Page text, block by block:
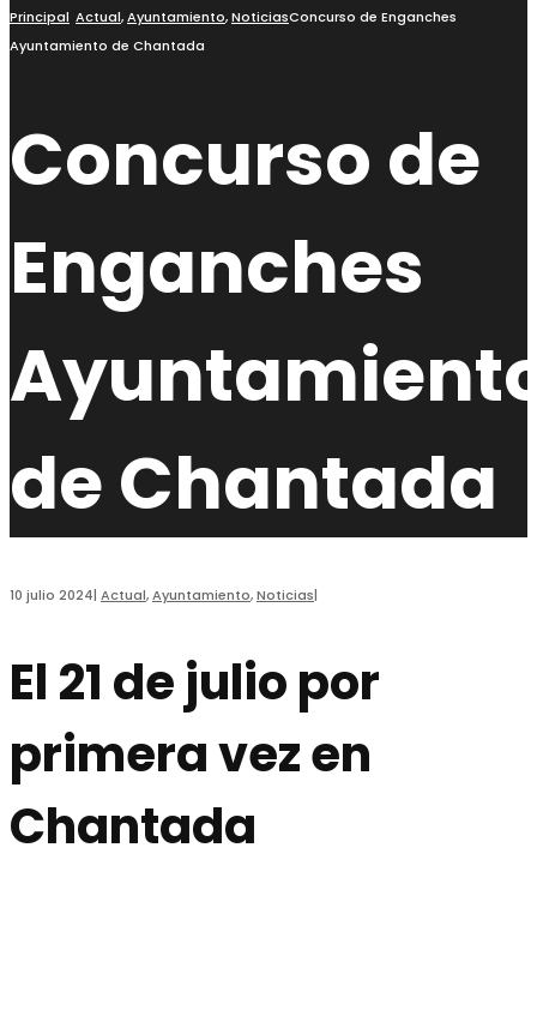
búsqueda
Principal Actual,Ayuntamiento,NoticiasConcurso de Enganches
Ayuntamiento de Chantada
Concurso de
Enganches
de Chantada
10 julio 2024| Actual,Ayuntamiento,Noticias|
El 21 de julio por
primera vez en
Chantada